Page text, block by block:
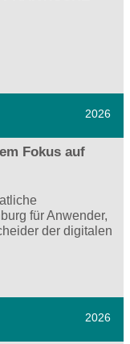
2026
Fokus auf
für Anwender,
der digitalen
2026